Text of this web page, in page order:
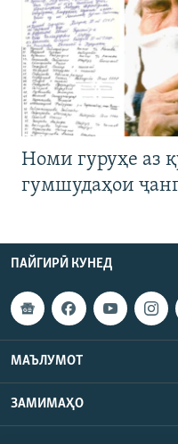
Номи гуруҳе аз
гумшудаҳои
ПАЙГИРӢ КУНЕД
МАЪЛУМОТ
ЗАМИМАҲО